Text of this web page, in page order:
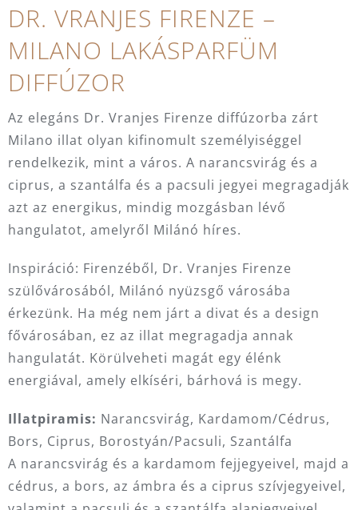
DR. VRANJES FIRENZE –
MILANO LAKÁSPARFÜM
DIFFÚZOR
Az elegáns Dr. Vranjes Firenze diffúzorba zárt
Milano illat olyan kifinomult személyiséggel
rendelkezik, mint a város. A narancsvirág és a
ciprus, a szantálfa és a pacsuli jegyei megragadják
azt az energikus, mindig mozgásban lévő
hangulatot, amelyről Milánó híres.
Inspiráció: Firenzéből, Dr. Vranjes Firenze
szülővárosából, Milánó nyüzsgő városába
érkezünk. Ha még nem járt a divat és a design
fővárosában, ez az illat megragadja annak
hangulatát. Körülveheti magát egy élénk
energiával, amely elkíséri, bárhová is megy.
Illatpiramis: Narancsvirág, Kardamom/Cédrus,
Bors, Ciprus, Borostyán/Pacsuli, Szantálfa
A narancsvirág és a kardamom fejjegyeivel, majd a
cédrus, a bors, az ámbra és a ciprus szívjegyeivel,